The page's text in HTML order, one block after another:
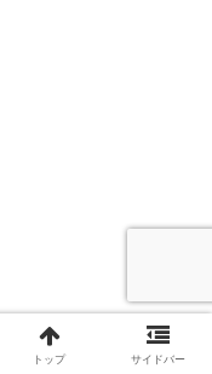
トップ サイドバー